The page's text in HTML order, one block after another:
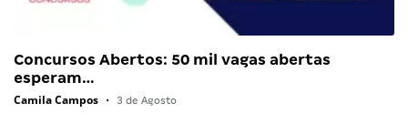
Concursos Abertos: 50 mil vagas abertas
esperam…
Camila Campos • 3 de Agosto